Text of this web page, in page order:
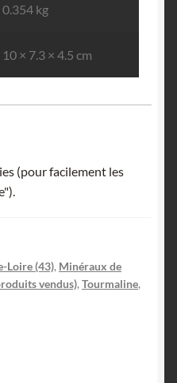
0.354 kg
10 × 7.3 × 4.5 cm
(pour facilement les
Loire (43), Minéraux de
vendus), Tourmaline,